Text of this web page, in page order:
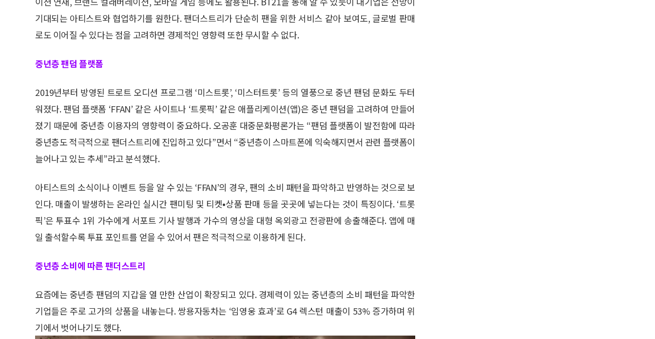
기대되는 아티스트와 협업하기를 원한다. 팬더스트리가 단순히 팬을 위한 서비스 같아 보여도, 글로벌 판매
로도 이어질 수 있다는 점을 고려하면 경제적인 영향력 또한 무시할 수 없다.
중년층 팬덤 플랫폼
2019년부터 방영된 트로트 오디션 프로그램 ‘미스트롯’, ‘미스터트롯’ 등의 열풍으로 중년 팬덤 문화도 두터
워졌다. 팬덤 플랫폼 ‘FFAN’ 같은 사이트나 ‘트롯픽’ 같은 애플리케이션(앱)은 중년 팬덤을 고려하여 만들어
졌기 때문에 중년층 이용자의 영향력이 중요하다. 오공훈 대중문화평론가는 “팬덤 플랫폼이 발전함에 따라
중년층도 적극적으로 팬더스트리에 진입하고 있다”면서 “중년층이 스마트폰에 익숙해지면서 관련 플랫폼이
늘어나고 있는 추세”라고 분석했다.
아티스트의 소식이나 이벤트 등을 알 수 있는 ‘FFAN’의 경우, 팬의 소비 패턴을 파악하고 반영하는 것으로 보
인다. 매출이 발생하는 온라인 실시간 팬미팅 및 티켓•상품 판매 등을 곳곳에 넣는다는 것이 특징이다. ‘트롯
픽’은 투표수 1위 가수에게 서포트 기사 발행과 가수의 영상을 대형 옥외광고 전광판에 송출해준다. 앱에 매
일 출석할수록 투표 포인트를 얻을 수 있어서 팬은 적극적으로 이용하게 된다.
중년층 소비에 따른 팬더스트리
요즘에는 중년층 팬덤의 지갑을 열 만한 산업이 확장되고 있다. 경제력이 있는 중년층의 소비 패턴을 파악한
기업들은 주로 고가의 상품을 내놓는다. 쌍용자동차는 ‘임영웅 효과’로 G4 렉스턴 매출이 53% 증가하며 위
기에서 벗어나기도 했다.